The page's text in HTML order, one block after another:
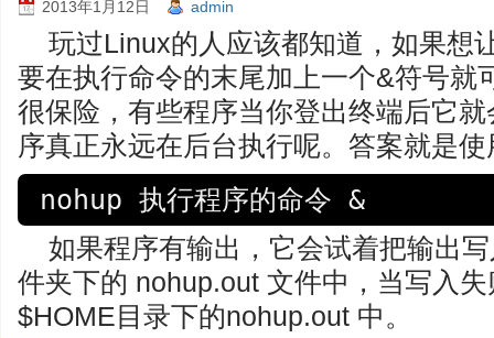
2013年1月12日 admin
玩过Linux的人应该都知道，如果想
要在执行命令的末尾加上一个&符号就
很保险，有些程序当你登出终端后它
序真正永远在后台执行呢。答案就是
如果程序有输出，它会试着把输出
件夹下的 nohup.out 文件中，当写入
$HOME目录下的nohup.out 中。